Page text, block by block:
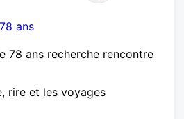
78 ans
78 ans recherche rencontre
rire et les voyages